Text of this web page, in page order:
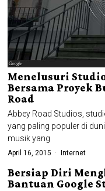
Menelusuri
Bersama Proyek
Road
Abbey Road Studios,
yang paling populer di
musik yang
April 16, 2015 Internet
Bersiap Diri
Bantuan Google